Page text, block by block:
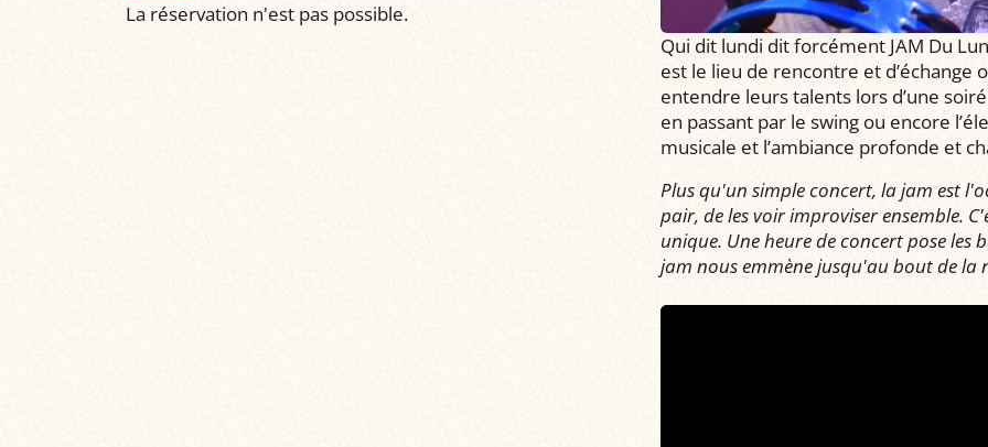
La réservation n'est pas possible.
Qui dit lundi dit forcément JAM Du
est le lieu de rencontre et
entendre leurs talents lors d’une
en passant par le swing ou encore
musicale et l’ambiance profonde et
Plus qu'un simple concert, la jam est
pair, de les voir improviser ensemble.
unique. Une heure de concert pose les
jam nous emmène jusqu'au bout de la